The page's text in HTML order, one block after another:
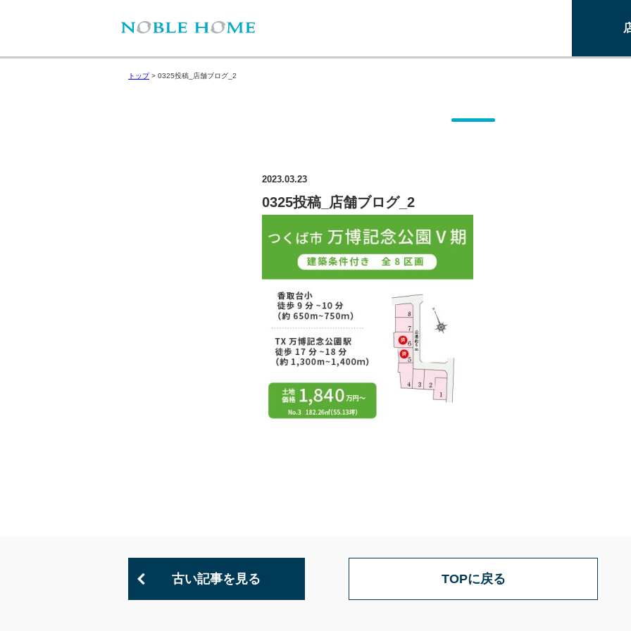
トップ> 0325投稿_店舗ブログ_2
2023.03.23
0325投稿_店舗ブログ_2
古い記事を見る TOPに戻る